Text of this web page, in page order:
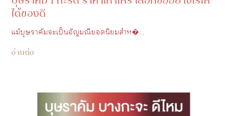
ได้ของดี
แม้บุษราคัมจะเป็นอัญมณียอดนิยมสำห�…
อ่านต่อ